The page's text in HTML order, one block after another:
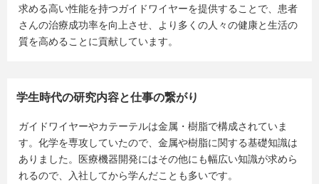
求める高い性能を持つガイドワイヤーを提供することで、患者
さんの治療成功率を向上させ、より多くの人々の健康と生活の
質を高めることに貢献しています。
学生時代の研究内容と仕事の繋がり
ガイドワイヤーやカテーテルは金属・樹脂で構成されていま
す。化学を専攻していたので、金属や樹脂に関する基礎知識は
ありました。医療機器開発にはその他にも幅広い知識が求めら
れるので、入社してから学んだことも多いです。